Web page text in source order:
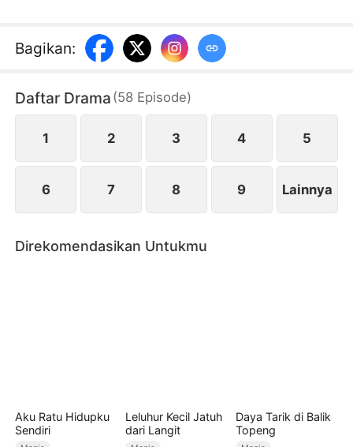
disadarinya, Stella adalah gadis yang pernah
menyelamatkan hidupnya. Saat bahaya mendekat,
kebohongan, dan perasaan yang perlahan tumbuh.
Bagikan:
Daftar Drama (58 Episode)
1 2 3 4 5
6 7 8 9 Lainnya
Direkomendasikan Untukmu
Aku Ratu Hidupku
Sendiri
Leluhur Kecil Jatuh
dari Langit
Daya Tarik di Balik
Topeng